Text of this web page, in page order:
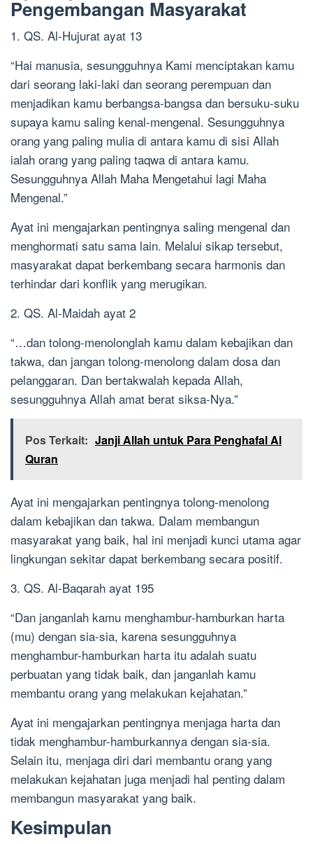
Pengembangan Masyarakat
1. QS. Al-Hujurat ayat 13
“Hai manusia, sesungguhnya Kami menciptakan kamu
dari seorang laki-laki dan seorang perempuan dan
menjadikan kamu berbangsa-bangsa dan bersuku-suku
supaya kamu saling kenal-mengenal. Sesungguhnya
orang yang paling mulia di antara kamu di sisi Allah
ialah orang yang paling taqwa di antara kamu.
Sesungguhnya Allah Maha Mengetahui lagi Maha
Mengenal.”
Ayat ini mengajarkan pentingnya saling mengenal dan
menghormati satu sama lain. Melalui sikap tersebut,
masyarakat dapat berkembang secara harmonis dan
terhindar dari konflik yang merugikan.
2. QS. Al-Maidah ayat 2
“…dan tolong-menolonglah kamu dalam kebajikan dan
takwa, dan jangan tolong-menolong dalam dosa dan
pelanggaran. Dan bertakwalah kepada Allah,
sesungguhnya Allah amat berat siksa-Nya.”
Pos Terkait: Janji Allah untuk Para Penghafal Al
Quran
Ayat ini mengajarkan pentingnya tolong-menolong
dalam kebajikan dan takwa. Dalam membangun
masyarakat yang baik, hal ini menjadi kunci utama agar
lingkungan sekitar dapat berkembang secara positif.
3. QS. Al-Baqarah ayat 195
“Dan janganlah kamu menghambur-hamburkan harta
(mu) dengan sia-sia, karena sesungguhnya
menghambur-hamburkan harta itu adalah suatu
perbuatan yang tidak baik, dan janganlah kamu
membantu orang yang melakukan kejahatan.”
Ayat ini mengajarkan pentingnya menjaga harta dan
tidak menghambur-hamburkannya dengan sia-sia.
Selain itu, menjaga diri dari membantu orang yang
melakukan kejahatan juga menjadi hal penting dalam
membangun masyarakat yang baik.
Kesimpulan